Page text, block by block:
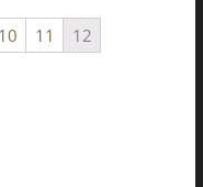
10 11 12